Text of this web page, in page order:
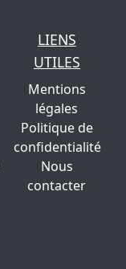
LIENS
UTILES
Mentions
légales
Politique de
confidentialité
Nous
contacter